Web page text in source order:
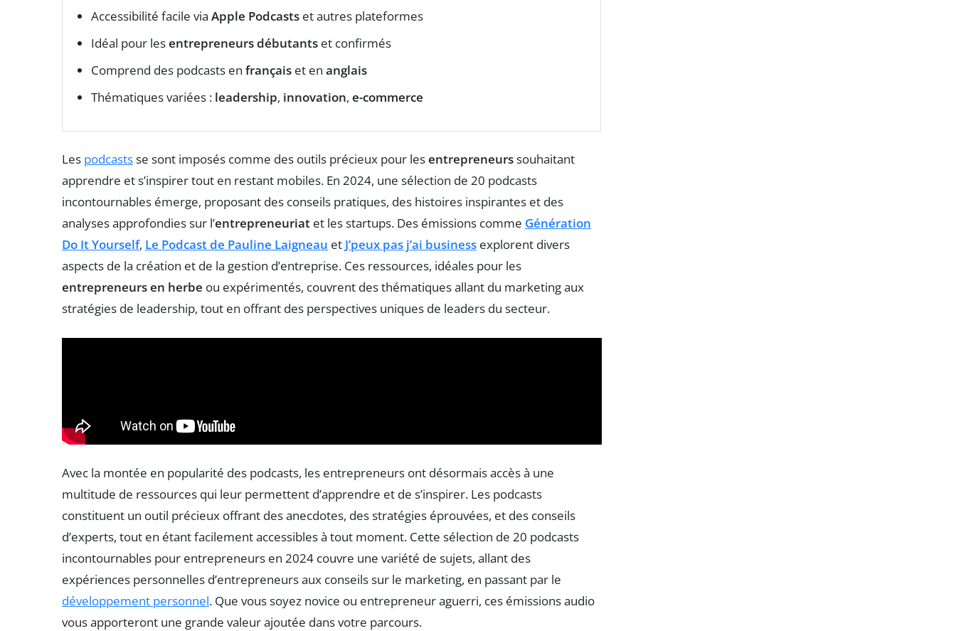
Accessibilité facile via Apple Podcasts et autres plateformes
Idéal pour lesentrepreneurs débutants et confirmés
Comprend des podcasts en français et en anglais
Thématiques variées : leadership, innovation, e-commerce
Les podcastsse sont imposés comme des outils précieux pour lesentrepreneurssouhaitant
apprendre et s’inspirer tout en restant mobiles. En 2024, une sélection de 20 podcasts
incontournables émerge, proposant des conseils pratiques, des histoires inspirantes et des
analyses approfondies sur l’entrepreneuriat et les startups. Des émissions comme Génération
Do It Yourself, Le Podcast de Pauline Laigneau et J’peux pas j’ai business explorent divers
aspects de la création et de la gestion d’entreprise. Ces ressources, idéales pour les
entrepreneurs en herbe ou expérimentés, couvrent des thématiques allant du marketing aux
stratégies de leadership, tout en offrant des perspectives uniques de leaders du secteur.
Avec la montée en popularité des podcasts, les entrepreneurs ont désormais accès à une
multitude de ressources qui leur permettent d’apprendre et de s’inspirer. Les podcasts
constituent un outil précieux offrant des anecdotes, des stratégies éprouvées, et des conseils
d’experts, tout en étant facilement accessibles à tout moment. Cette sélection de 20 podcasts
incontournables pour entrepreneurs en 2024 couvre une variété de sujets, allant des
expériences personnelles d’entrepreneurs aux conseils sur le marketing, en passant par le
développement personnel. Que vous soyez novice ou entrepreneur aguerri, ces émissions audio
vous apporteront une grande valeur ajoutée dans votre parcours.